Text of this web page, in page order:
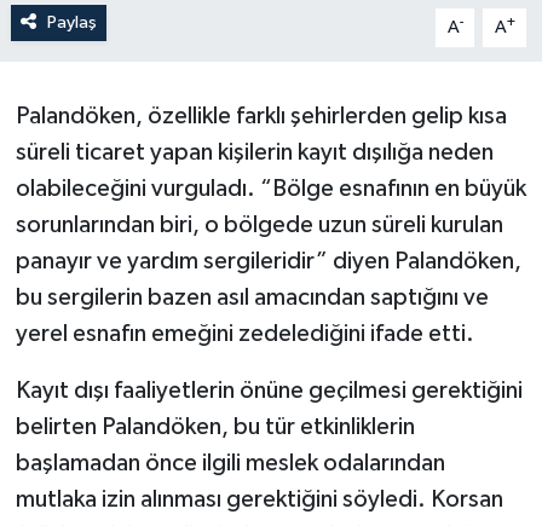
Paylaş A- A+
Palandöken, özellikle farklı şehirlerden gelip kısa
süreli ticaret yapan kişilerin kayıt dışılığa neden
olabileceğini vurguladı. “Bölge esnafının en büyük
sorunlarından biri, o bölgede uzun süreli kurulan
panayır ve yardım sergileridir” diyen Palandöken,
bu sergilerin bazen asıl amacından saptığını ve
yerel esnafın emeğini zedelediğini ifade etti.
Kayıt dışı faaliyetlerin önüne geçilmesi gerektiğini
belirten Palandöken, bu tür etkinliklerin
başlamadan önce ilgili meslek odalarından
mutlaka izin alınması gerektiğini söyledi. Korsan